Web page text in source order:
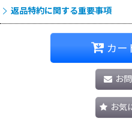
返品特約に関する重要事項
カー
お
お気